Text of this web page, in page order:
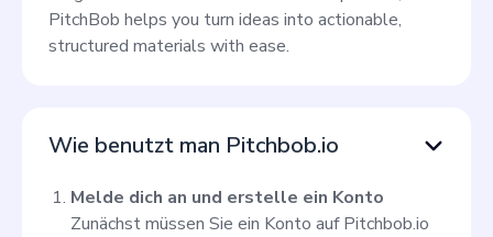
PitchBob helps you turn ideas into actionable,
structured materials with ease.
Wie benutzt man Pitchbob.io
Melde dich an und erstelle ein Konto
Zunächst müssen Sie ein Konto auf Pitchbob.io